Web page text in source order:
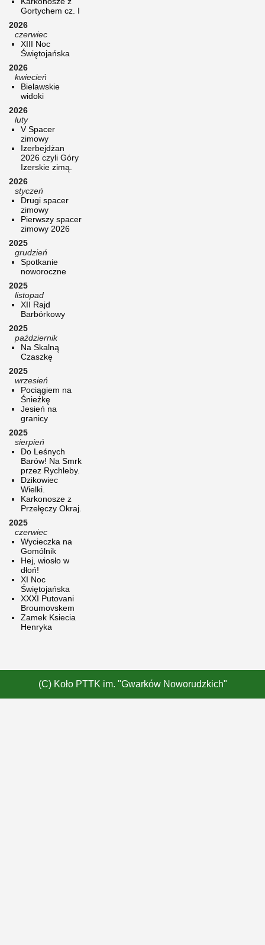
Gortychem cz. I
2026
czerwiec
XIII Noc
Świętojańska
2026
kwiecień
Bielawskie
widoki
2026
luty
V Spacer
zimowy
Izerbejdżan
2026 czyli Góry
Izerskie zimą.
2026
styczeń
Drugi spacer
zimowy
Pierwszy spacer
zimowy 2026
2025
grudzień
Spotkanie
noworoczne
2025
listopad
XII Rajd
Barbórkowy
2025
październik
Na Skalną
Czaszkę
2025
wrzesień
Pociągiem na
Śnieżkę
Jesień na
granicy
2025
sierpień
Do Leśnych
Barów! Na Smrk
przez Rychleby.
Dzikowiec
Wielki.
Karkonosze z
Przełęczy Okraj.
2025
czerwiec
Wycieczka na
Gomólnik
Hej, wiosło w
dłoń!
XI Noc
Świętojańska
XXXI Putovani
Broumovskem
Zamek Ksiecia
Henryka
(C) Koło PTTK im. "Gwarków Noworudzkich"